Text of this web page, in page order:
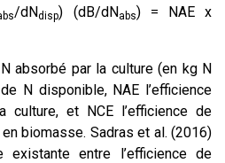
/dNdisp) (dB/dNabs) = NAE x
absorbé par la culture (en kg N
N disponible, NAE l’efficience
culture, et NCE l’efficience de
biomasse. Sadras et al. (2016)
entre l’efficience de